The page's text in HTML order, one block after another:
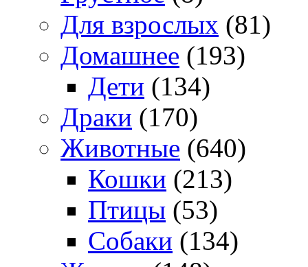
Для взрослых (81)
Домашнее (193)
Дети (134)
Драки (170)
Животные (640)
Кошки (213)
Птицы (53)
Собаки (134)